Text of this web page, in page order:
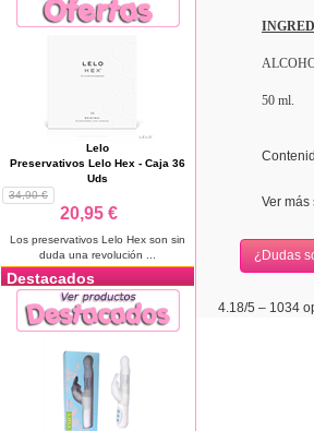
Lelo
Preservativos Lelo Hex - Caja 36
Uds
34,90 €
20,95 €
Los preservativos Lelo Hex son sin
duda una revolución ...
Destacados
50 ml.
Ver más
¿Dudas
4.18/5 – 1034